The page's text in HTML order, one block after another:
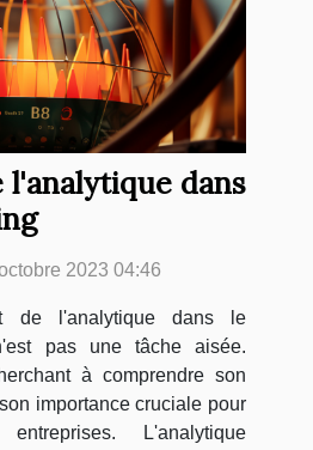
l'analytique dans
2023 04:46
de l'analytique dans le
pas une tâche aisée.
à comprendre son
importance cruciale pour
L'analytique